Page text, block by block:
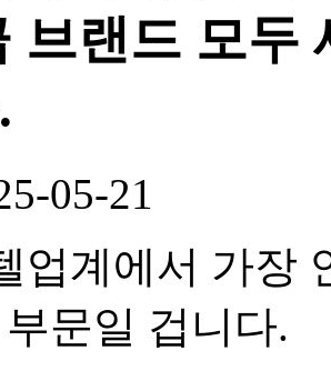
브랜드 모두
05-21
업계에서 가장
문일 겁니다.